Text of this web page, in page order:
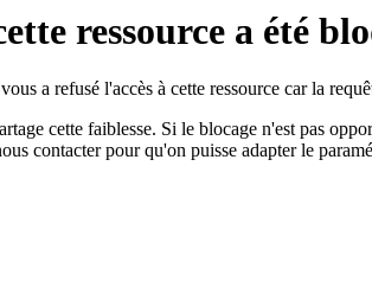
ressource a été
a refusé l'accès à cette ressource car la
cette faiblesse. Si le blocage n'est pas
contacter pour qu'on puisse adapter le